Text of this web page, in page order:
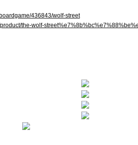
436843/wolf-street
the-wolf-